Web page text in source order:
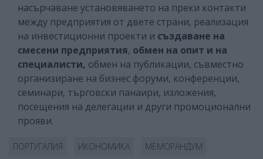
насърчаване установяването на преки контакти
между предприятия от двете страни, реализация
на инвестиционни проекти и създаване на
смесени предприятия, обмен на опит и на
специалисти, обмен на публикации, съвместно
организиране на бизнес форуми, конференции,
семинари, търговски панаири, изложения,
посещения на делегации и други промоционални
прояви.
ПОРТУГАЛИЯ ИКОНОМИКА МЕМОРАНДУМ